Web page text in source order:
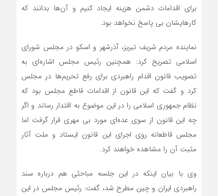
برای اقدامات دشمن هزینه ایجاد کنیم و آن‌ها بدانند که
کارهایشان بی پاسخ نخواهد بود.
نماینده مردم شریف تبریز، آذرشهر و اسکو در مجلس شورای
اسلامی تصریح کرد: همچنین رئیس مجلس اشاره‌ای به
تصویب قانون اقدام راهبردی برای رفع تحریم‌ها در مجلس
کرد و گفت که این قانون از اقدامات قاطع مجلس بود که
نظام جمهوری اسلامی را در این موضوع به اقتدار رساند و اگر
چه این قانون از سوی عده‌ای مورد بی مهری قرار گرفت اما
مجلس قاطعانه روی اجرای این قانون ایستاد و ملت آثار
مثبت آن را مشاهده خواهند کرد.
وی با بیان اینکه در این جلسه مباحثی هم درباره سند
راهبردی ایران و چین مطرح شد، گفت: رئیس مجلس در این